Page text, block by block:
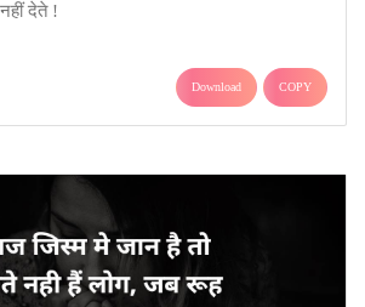
देते !
Download COPY